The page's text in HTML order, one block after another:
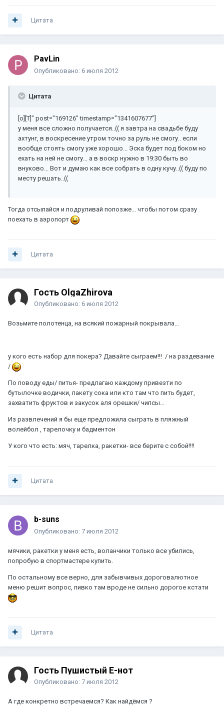
Цитата
PavLin
Опубликовано: 6 июля 2012
Цитата
[o][T]" post="169126" timestamp="1341607677"]
у меня все сложно получается..(( я завтра на свадьбе буду
ахтунг, в воскресение утром точно за руль не смогу.. если
вообще стоять смогу уже хорошо... Эска будет под боком но
ехать на ней не смогу... а в воскр нужно в 19:30 быть во
внуково... Вот и думаю как все собрать в одну кучу..(( буду по
месту решать..((
Тогда отсыпайся и подруливай попозже... чтобы потом сразу
поехать в аэропорт
Цитата
Гость OlgaZhirova
Опубликовано: 6 июля 2012
Возьмите полотенца, на всякий пожарный покрывала...
у кого есть набор для покера? Давайте сыграем!!! / на раздевание
/
По поводу еды/ питья- предлагаю каждому привезти по
бутылочке водички, пакету сока или кто там что пить будет,
захватить фруктов и закусок аля орешки/ чипсы...
Из развлечений я бы еще предложила сыграть в пляжный
волейбол , тарелочку и бадментон
У кого что есть: мяч, тарелка, ракетки- все берите с собой!!!!
Цитата
b-suns
Опубликовано: 7 июля 2012
мячики, ракетки у меня есть, воланчики только все убились,
попробую в спортмастере купить.
По остальному все верно, для забывчивых дороговалютное
меню решит вопрос, пивко там вроде не сильно дорогое кстати
Цитата
Гость Пушистый Е-нот
Опубликовано: 7 июля 2012
А где конкретно встречаемся? Как найдёмся ?